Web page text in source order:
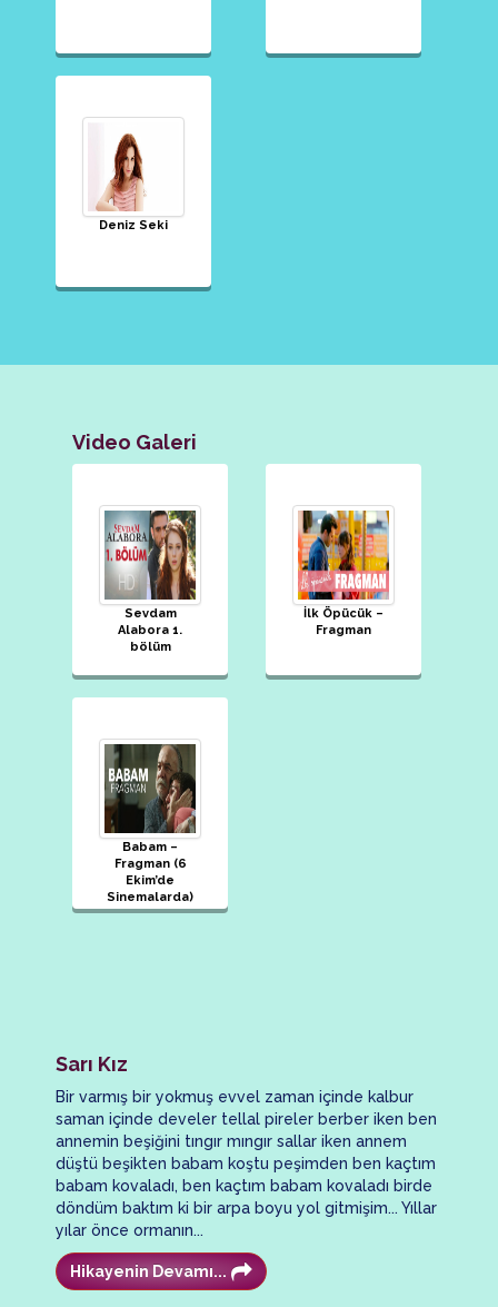
Deniz Seki
Video Galeri
Sevdam
Alabora 1.
bölüm
İlk Öpücük –
Fragman
Babam –
Fragman (6
Ekim’de
Sinemalarda)
Sarı Kız
Bir varmış bir yokmuş evvel zaman içinde kalbur
saman içinde develer tellal pireler berber iken ben
annemin beşiğini tıngır mıngır sallar iken annem
düştü beşikten babam koştu peşimden ben kaçtım
babam kovaladı, ben kaçtım babam kovaladı birde
döndüm baktım ki bir arpa boyu yol gitmişim... Yıllar
yılar önce ormanın...
Hikayenin Devamı...